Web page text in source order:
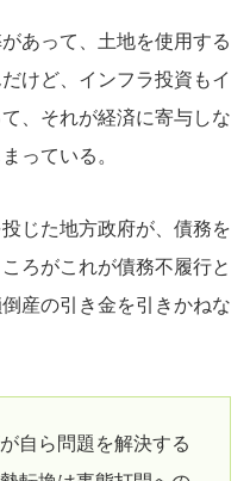
あって、土地を使用する
けど、インフラ投資もイ
、それが経済に寄与しな
っている。
じた地方政府が、債務を
ろがこれが債務不履行と
産の引き金を引きかねな
自ら問題を解決する